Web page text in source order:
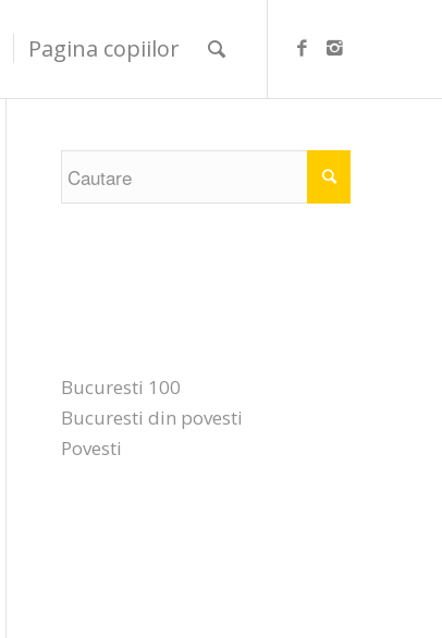
Pagina copiilor
Bucuresti 100
Bucuresti din povesti
Povesti